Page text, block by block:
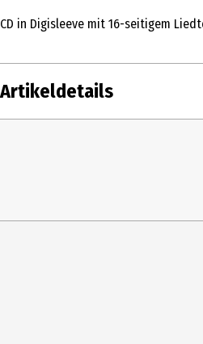
CD in Digisleeve mit 16-seitigem
Artikeldetails